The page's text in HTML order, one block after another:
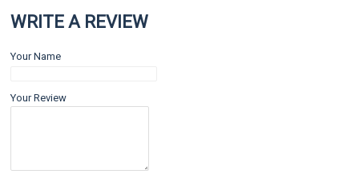
WRITE A REVIEW
Your Name
Your Review